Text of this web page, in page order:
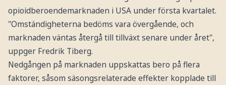
opioidberoendemarknaden i USA under första kvartalet.
"Omständigheterna bedöms vara övergående, och
marknaden väntas återgå till tillväxt senare under året",
uppger Fredrik Tiberg.
Nedgången på marknaden uppskattas bero på flera
faktorer, såsom säsongsrelaterade effekter kopplade till